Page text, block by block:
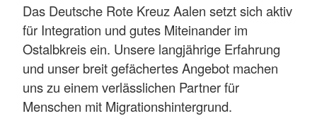
Das Deutsche Rote Kreuz Aalen setzt sich aktiv
für Integration und gutes Miteinander im
Ostalbkreis ein. Unsere langjährige Erfahrung
und unser breit gefächertes Angebot machen
uns zu einem verlässlichen Partner für
Menschen mit Migrationshintergrund.